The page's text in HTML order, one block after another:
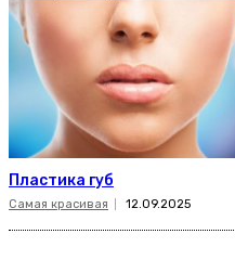
Пластика губ
Самая красивая 12.09.2025